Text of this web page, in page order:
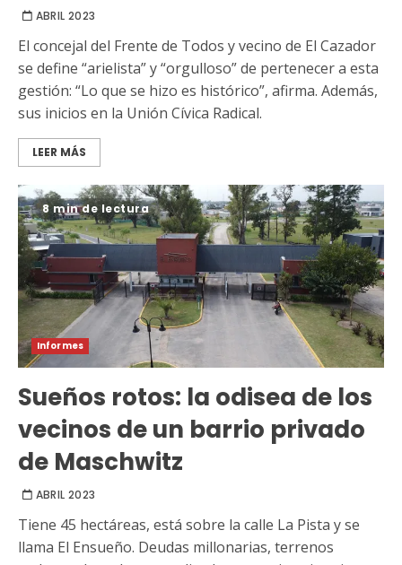
ABRIL 2023
El concejal del Frente de Todos y vecino de El Cazador
se define “arielista” y “orgulloso” de pertenecer a esta
gestión: “Lo que se hizo es histórico”, afirma. Además,
sus inicios en la Unión Cívica Radical.
LEER MÁS
8 min de lectura
Informes
Sueños rotos: la odisea de los
vecinos de un barrio privado
de Maschwitz
ABRIL 2023
Tiene 45 hectáreas, está sobre la calle La Pista y se
llama El Ensueño. Deudas millonarias, terrenos